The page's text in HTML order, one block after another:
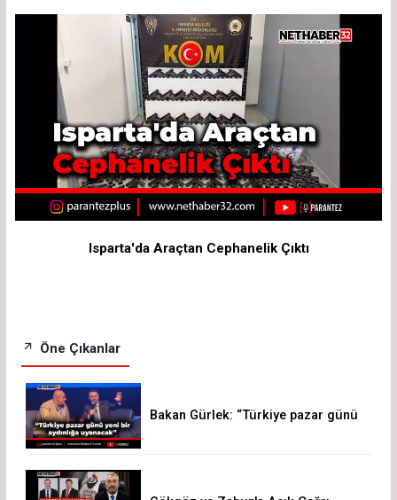
Isparta'da Araçtan Cephanelik Çıktı
Öne Çıkanlar
Bakan Gürlek: “Türkiye pazar günü